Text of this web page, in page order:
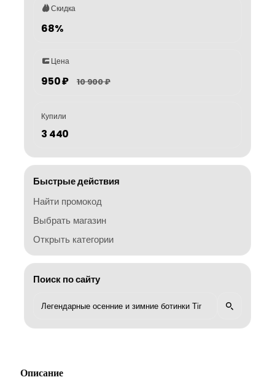
Скидка
68%
Цена
950 ₽ 10 900 ₽
Купили
3 440
Быстрые действия
Найти промокод
Выбрать магазин
Открыть категории
Поиск по сайту
Описание